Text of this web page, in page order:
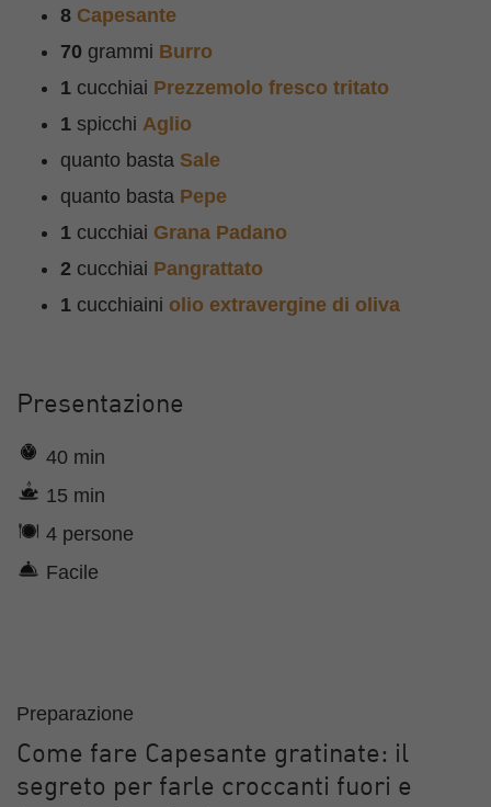
8 Capesante
70 grammi Burro
1 cucchiai Prezzemolo fresco tritato
1 spicchi Aglio
quanto basta Sale
quanto basta Pepe
1 cucchiai Grana Padano
2 cucchiai Pangrattato
1 cucchiaini olio extravergine di oliva
Presentazione
40 min
15 min
4 persone
Facile
Preparazione
Come fare Capesante gratinate: il
segreto per farle croccanti fuori e